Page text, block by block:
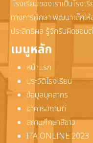
โรงเรียนของเราเป็นโร
ทางการศึกษา พัฒนาเด็กใ
ประสิทธิผล รู้จักรับผิดชอบ
เมนูหลัก
หน้าแรก
ประวัติโรงเรียน
ข้อมูลบุคลากร
อาคารสถานที่
สถานศึกษาสีขาว
ITA ONLINE 2023